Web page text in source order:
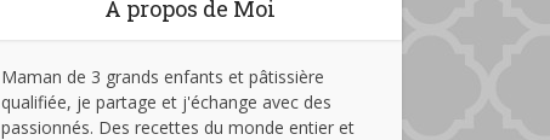
A propos de Moi
Maman de 3 grands enfants et pâtissière
qualifiée, je partage et j'échange avec des
passionnés. Des recettes du monde entier et